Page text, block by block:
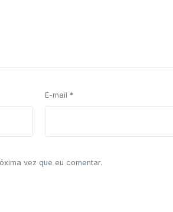
E-mail *
vez que eu comentar.